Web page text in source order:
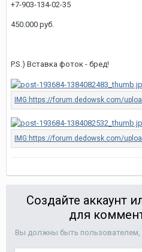
+7-903-134-02-35
450.000 руб.
P.S.) Вставка фоток - бред!
Создайте аккаунт
для
Вы должны быть пользователем,